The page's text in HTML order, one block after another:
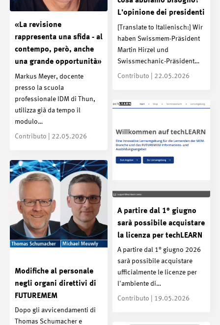
L'opinione dei presidenti
[Translate to Italienisch:] Wir
haben Swissmem-Präsident
Martin Hirzel und
Swissmechanic-Präsident…
Contributo | 22.05.2026
«La revisione
rappresenta una sfida - al
contempo, però, anche
una grande opportunità»
Markus Meyer, docente
presso la scuola
professionale IDM di Thun,
utilizza già da tempo il
modulo…
Contributo | 22.05.2026
A partire dal 1° giugno
sarà possibile acquistare
la licenza per techLEARN
A partire dal 1° giugno 2026
sarà possibile acquistare
ufficialmente le licenze per
l'ambiente di…
Contributo | 19.05.2026
Modifiche al personale
negli organi direttivi di
FUTUREMEM
Dopo gli avvicendamenti di
Thomas Schumacher e